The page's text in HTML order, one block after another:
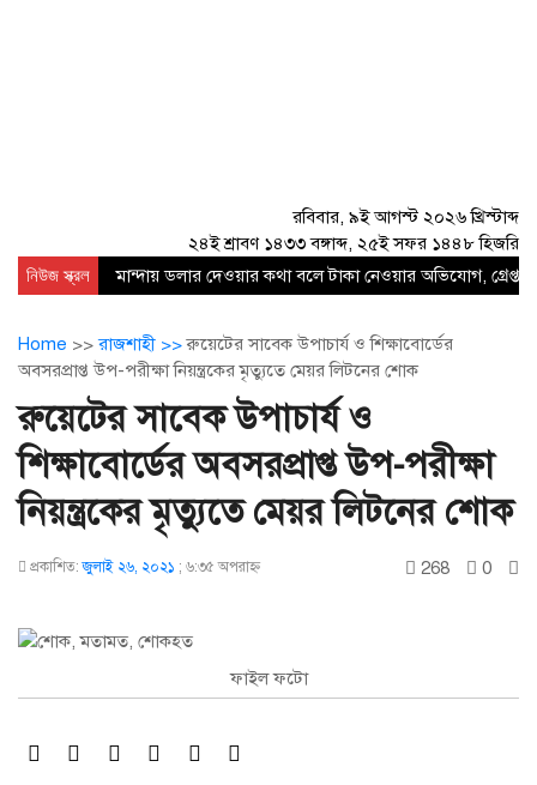
রবিবার, ৯ই আগস্ট ২০২৬ খ্রিস্টাব্দ
২৪ই শ্রাবণ ১৪৩৩ বঙ্গাব্দ, ২৫ই সফর ১৪৪৮ হিজরি
নিউজ স্ক্রল মান্দায় ডলার দেওয়ার কথা বলে টাকা নেওয়ার অভিযোগ,
Home >>রাজশাহী >>রুয়েটের সাবেক উপাচার্য ও শিক্ষাবোর্ডের
অবসরপ্রাপ্ত উপ-পরীক্ষা নিয়ন্ত্রকের মৃত্যুতে মেয়র লিটনের শোক
রুয়েটের সাবেক উপাচার্য ও
শিক্ষাবোর্ডের অবসরপ্রাপ্ত উপ-পরীক্ষা
নিয়ন্ত্রকের মৃত্যুতে মেয়র লিটনের শোক
প্রকাশিত:জুলাই ২৬, ২০২১ ; ৬:৩৫ অপরাহ্ণ 268 0
ফাইল ফটো